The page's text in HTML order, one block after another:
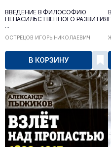
ВВЕДЕНИЕ В ФИЛОСОФИЮ
НЕНАСИЛЬСТВЕННОГО РАЗВИТИЯ
...
ОСТРЕЦОВ ИГОРЬ НИКОЛАЕВИЧ
В КОРЗИНУ